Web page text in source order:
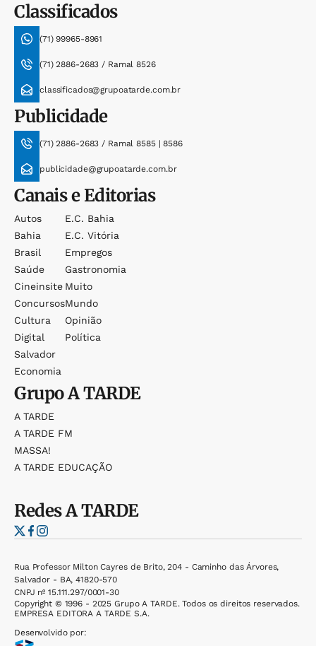
Classificados
(71) 99965-8961
(71) 2886-2683 / Ramal 8526
classificados@grupoatarde.com.br
Publicidade
(71) 2886-2683 / Ramal 8585 | 8586
publicidade@grupoatarde.com.br
Canais e Editorias
Autos
Bahia
Brasil
Saúde
Cineinsite
Concursos
Cultura
Digital
Salvador
Economia
E.c. Bahia
E.c. Vitória
Empregos
Gastronomia
Muito
Mundo
Opinião
Política
GrupoA TARDE
A TARDE
A TARDE FM
MASSA!
A TARDE EDUCAÇÃO
RedesA TARDE
Rua Professor Milton Cayres de Brito, 204 - Caminho das Árvores,
Salvador - BA, 41820-570
CNPJ nº 15.111.297/0001-30
Copyright © 1996 - 2025 Grupo A TARDE. Todos os direitos reservados.
EMPRESA EDITORA A TARDE S.A.
Desenvolvido por: